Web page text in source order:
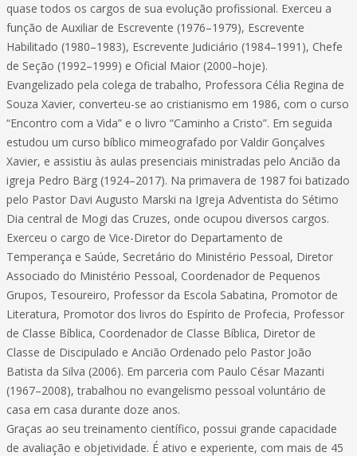
quase todos os cargos de sua evolução profissional. Exerceu a
função de Auxiliar de Escrevente (1976–1979), Escrevente
Habilitado (1980–1983), Escrevente Judiciário (1984–1991), Chefe
de Seção (1992–1999) e Oficial Maior (2000–hoje).
Evangelizado pela colega de trabalho, Professora Célia Regina de
Souza Xavier, converteu-se ao cristianismo em 1986, com o curso
“Encontro com a Vida” e o livro “Caminho a Cristo”. Em seguida
estudou um curso bíblico mimeografado por Valdir Gonçalves
Xavier, e assistiu às aulas presenciais ministradas pelo Ancião da
igreja Pedro Bärg (1924–2017). Na primavera de 1987 foi batizado
pelo Pastor Davi Augusto Marski na Igreja Adventista do Sétimo
Dia central de Mogi das Cruzes, onde ocupou diversos cargos.
Exerceu o cargo de Vice-Diretor do Departamento de
Temperança e Saúde, Secretário do Ministério Pessoal, Diretor
Associado do Ministério Pessoal, Coordenador de Pequenos
Grupos, Tesoureiro, Professor da Escola Sabatina, Promotor de
Literatura, Promotor dos livros do Espírito de Profecia, Professor
de Classe Bíblica, Coordenador de Classe Bíblica, Diretor de
Classe de Discipulado e Ancião Ordenado pelo Pastor João
Batista da Silva (2006). Em parceria com Paulo César Mazanti
(1967–2008), trabalhou no evangelismo pessoal voluntário de
casa em casa durante doze anos.
Graças ao seu treinamento científico, possui grande capacidade
de avaliação e objetividade. É ativo e experiente, com mais de 45